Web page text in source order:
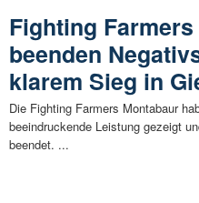
Fighting
beenden
klarem Sieg in
Die Fighting Farmers Montabaur
beeindruckende Leistung gezeigt
beendet. ...